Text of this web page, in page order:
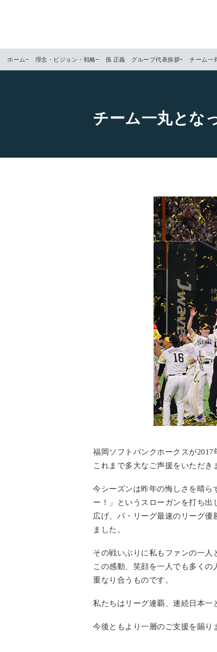
ホーム 理念・ビジョン・戦略 孫 正義 グループ代表挨拶 チーム一
チーム一丸とな
福岡ソフトバンクホークスが2017
これまで多大なご声援をいただき
今シーズンは昨年の悔しさを晴ら
ー！」というスローガンを打ち出
広げ、パ・リーグ最速のリーグ
ました。
その戦いぶりに私もファンの一人
この感動、笑顔を一人でも多く
重なり合うものです。
私たちはリーグ連覇、連続日本一
今後ともより一層のご支援を賜り